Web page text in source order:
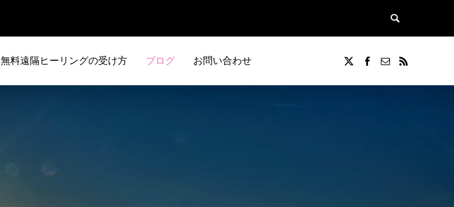
無料遠隔ヒーリングの受け方 ブログ お問い合わせ